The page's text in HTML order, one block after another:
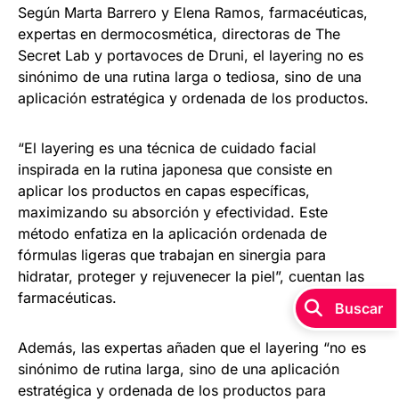
Según Marta Barrero y Elena Ramos, farmacéuticas,
expertas en dermocosmética, directoras de The
Secret Lab y portavoces de Druni, el layering no es
sinónimo de una rutina larga o tediosa, sino de una
aplicación estratégica y ordenada de los productos.
“El layering es una técnica de cuidado facial
inspirada en la rutina japonesa que consiste en
aplicar los productos en capas específicas,
maximizando su absorción y efectividad. Este
método enfatiza en la aplicación ordenada de
fórmulas ligeras que trabajan en sinergia para
hidratar, proteger y rejuvenecer la piel”, cuentan las
farmacéuticas.
Además, las expertas añaden que el layering “no es
sinónimo de rutina larga, sino de una aplicación
estratégica y ordenada de los productos para